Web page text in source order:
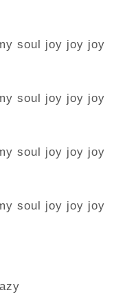
soul joy joy joy
soul joy joy joy
soul joy joy joy
soul joy joy joy